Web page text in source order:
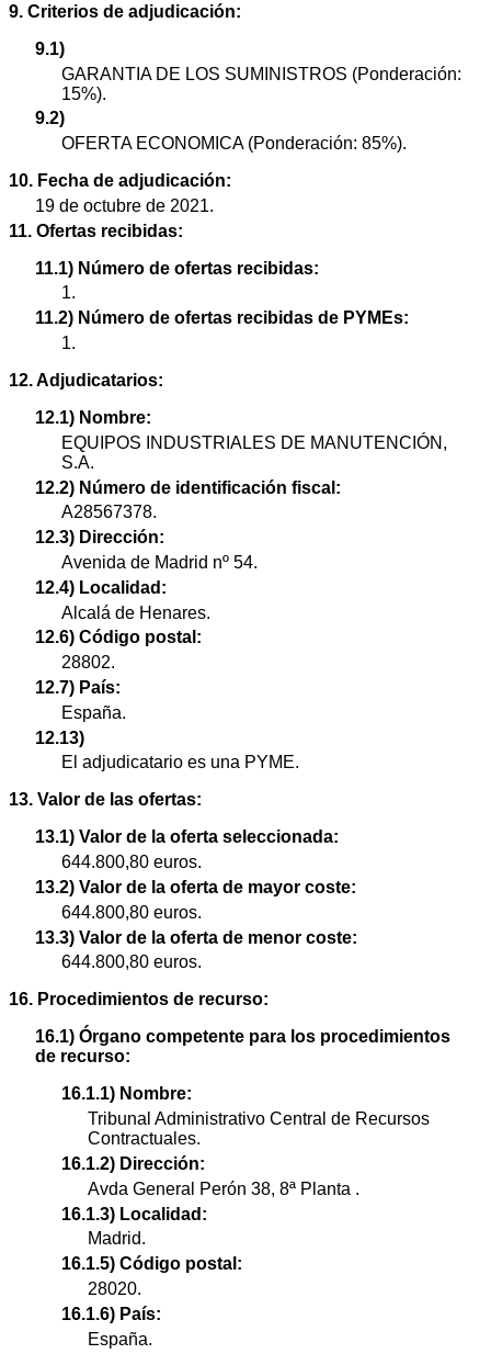
9. Criterios de adjudicación:
9.1)
GARANTIA DE LOS SUMINISTROS (Ponderación:
15%).
9.2)
OFERTA ECONOMICA (Ponderación: 85%).
10. Fecha de adjudicación:
19 de octubre de 2021.
11. Ofertas recibidas:
11.1) Número de ofertas recibidas:
1.
11.2) Número de ofertas recibidas de PYMEs:
1.
12. Adjudicatarios:
12.1) Nombre:
EQUIPOS INDUSTRIALES DE MANUTENCIÓN,
S.A.
12.2) Número de identificación fiscal:
A28567378.
12.3) Dirección:
Avenida de Madrid nº 54.
12.4) Localidad:
Alcalá de Henares.
12.6) Código postal:
28802.
12.7) País:
España.
12.13)
El adjudicatario es una PYME.
13. Valor de las ofertas:
13.1) Valor de la oferta seleccionada:
644.800,80 euros.
13.2) Valor de la oferta de mayor coste:
644.800,80 euros.
13.3) Valor de la oferta de menor coste:
644.800,80 euros.
16. Procedimientos de recurso:
16.1) Órgano competente para los procedimientos
de recurso:
16.1.1) Nombre:
Tribunal Administrativo Central de Recursos
Contractuales.
16.1.2) Dirección:
Avda General Perón 38, 8ª Planta .
16.1.3) Localidad:
Madrid.
16.1.5) Código postal:
28020.
16.1.6) País:
España.